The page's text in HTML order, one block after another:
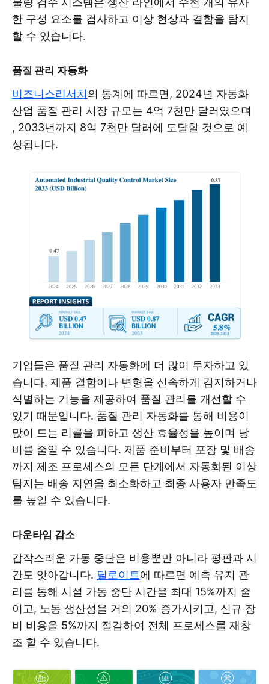
한 구성 요소를 검사하고 이상 현상과 결함을 탐지
할 수 있습니다.
품질 관리 자동화
비즈니스리서치의 통계에 따르면, 2024년 자동화
산업 품질 관리 시장 규모는 4억 7천만 달러였으며
, 2033년까지 8억 7천만 달러에 도달할 것으로 예
상됩니다.
기업들은 품질 관리 자동화에 더 많이 투자하고 있
습니다. 제품 결함이나 변형을 신속하게 감지하거나
식별하는 기능을 제공하여 품질 관리를 개선할 수
있기 때문입니다. 품질 관리 자동화를 통해 비용이
많이 드는 리콜을 피하고 생산 효율성을 높이며 낭
비를 줄일 수 있습니다. 제품 준비부터 포장 및 배송
까지 제조 프로세스의 모든 단계에서 자동화된 이상
탐지는 배송 지연을 최소화하고 최종 사용자 만족도
를 높일 수 있습니다.
다운타임 감소
갑작스러운 가동 중단은 비용뿐만 아니라 평판과 시
간도 앗아갑니다. 딜로이트에 따르면 예측 유지 관
리를 통해 시설 가동 중단 시간을 최대 15%까지 줄
이고, 노동 생산성을 거의 20% 증가시키고, 신규 장
비 비용을 5%까지 절감하여 전체 프로세스를 재창
조 할 수 있습니다.